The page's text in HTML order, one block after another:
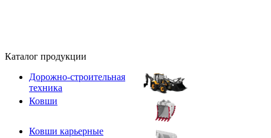
Каталог продукции
Дорожно-строительная
техника
Ковши
Ковши карьерные